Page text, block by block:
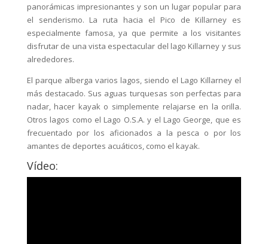
panorámicas impresionantes y son un lugar popular para
el senderismo. La ruta hacia el Pico de Killarney es
especialmente famosa, ya que permite a los visitantes
disfrutar de una vista espectacular del lago Killarney y sus
alrededores.
El parque alberga varios lagos, siendo el Lago Killarney el
más destacado. Sus aguas turquesas son perfectas para
nadar, hacer kayak o simplemente relajarse en la orilla.
Otros lagos como el Lago O.S.A. y el Lago George, que es
frecuentado por los aficionados a la pesca o por los
amantes de deportes acuáticos, como el kayak.
Vídeo: